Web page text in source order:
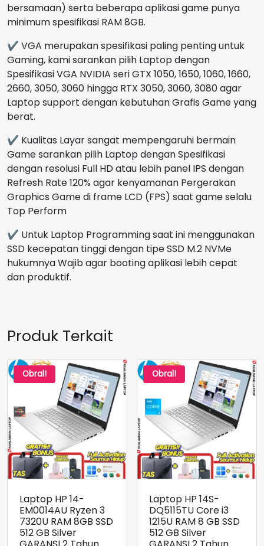
bersamaan) serta beberapa aplikasi game punya
minimum spesifikasi RAM 8GB.
✔ VGA merupakan spesifikasi paling penting untuk
Gaming, kami sarankan pilih Laptop dengan
Spesifikasi VGA NVIDIA seri GTX 1050, 1650, 1060, 1660,
2660, 3050, 3060 hingga RTX 3050, 3060, 3080 agar
Laptop support dengan kebutuhan Grafis Game yang
berat.
✔ Kualitas Layar sangat mempengaruhi bermain
Game sarankan pilih Laptop dengan Spesifikasi
dengan resolusi Full HD atau lebih panel IPS dengan
Refresh Rate 120% agar kenyamanan Pergerakan
Graphics Game di frame LCD (FPS) saat game selalu
Top Perform
✔ Untuk Laptop Programming saat ini menggunakan
SSD kecepatan tinggi dengan tipe SSD M.2 NVMe
hukumnya Wajib agar booting aplikasi lebih cepat
dan produktif.
Produk Terkait
Obral!
Laptop HP 14-
EM0014AU Ryzen 3
7320U RAM 8GB SSD
512 GB Silver
Obral!
Laptop HP 14S-
DQ5115TU Core i3
1215U RAM 8 GB SSD
512 GB Silver